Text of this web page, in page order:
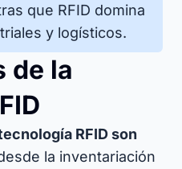
que RFID domina
y logísticos.
de la
RFID son
la inventariación